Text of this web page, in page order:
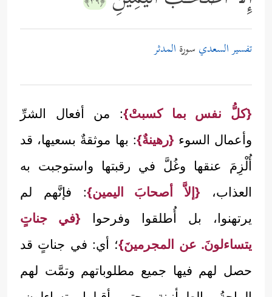
تفسير السعدي سورة المدثر
{كلُّ نفس بما كسبتْ}: من أفعال الشرِّ
وأعمال السوء {رهينةٌ}: بها موثقةٌ بسعيها، قد
أُلْزِمَ عنقها وغُلَّ في رقبتها واستوجبت به
العذاب، {إلاَّ أصحابَ اليمين}: فإنَّهم لم
يرتهنوا، بل أُطلقوا وفرحوا {في جناتٍ
يتساءلونَ. عن المجرمينَ}؛ أي: في جناتٍ قد
حصل لهم فيها جميع مطلوباتهم وتمَّت لهم